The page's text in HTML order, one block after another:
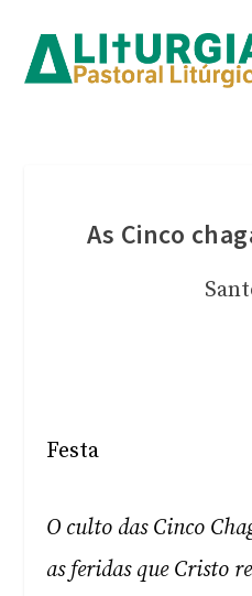
As Cinco
Festa
O culto das Cinco
as feridas que Cristo